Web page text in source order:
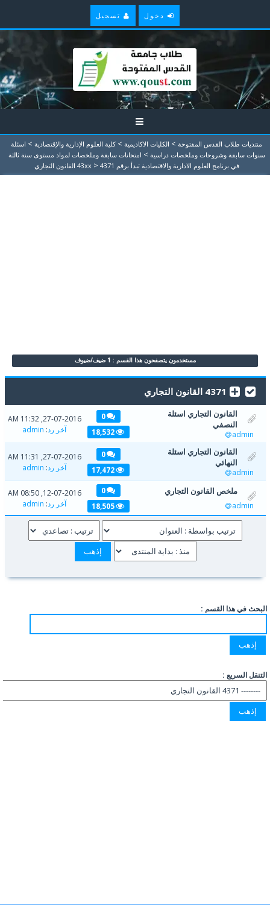
دخول تسجيل
منتديات طلاب القدس المفتوحة > الكليات الاكاديمية > كلية العلوم الإدارية والإقتصادية > اسئلة
سنوات سابقة وشروحات وملخصات دراسية > امتحانات سابقة وملخصات لمواد مستوى سنة ثالثة
في برنامج العلوم الادارية والاقتصادية تبدأ برقم 43xx
> 4371 القانون التجاري
مستخدمون يتصفحون هذا القسم : 1 ضيف/ضيوف
4371 القانون التجاري
القانون التجاري اسئلة
النصفي
admin
0
18,532
27-07-2016, 11:32 AM
آخر رد:
admin
القانون التجاري اسئلة
النهائي
admin
0
17,472
27-07-2016, 11:31 AM
آخر رد:
admin
ملخص القانون التجاري
admin
0
18,505
12-07-2016, 08:50 AM
آخر رد:
admin
البحث في هذا القسم :
التنقل السريع :